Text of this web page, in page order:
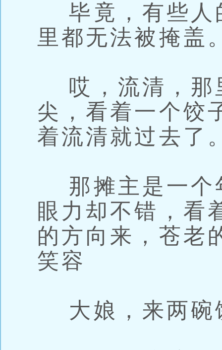
毕竟，有些人
里都无法被掩盖
哎，流清，那
尖，看着一个饺
着流清就过去了
那摊主是一个
眼力却不错，看
的方向来，苍老
笑容
大娘，来两碗